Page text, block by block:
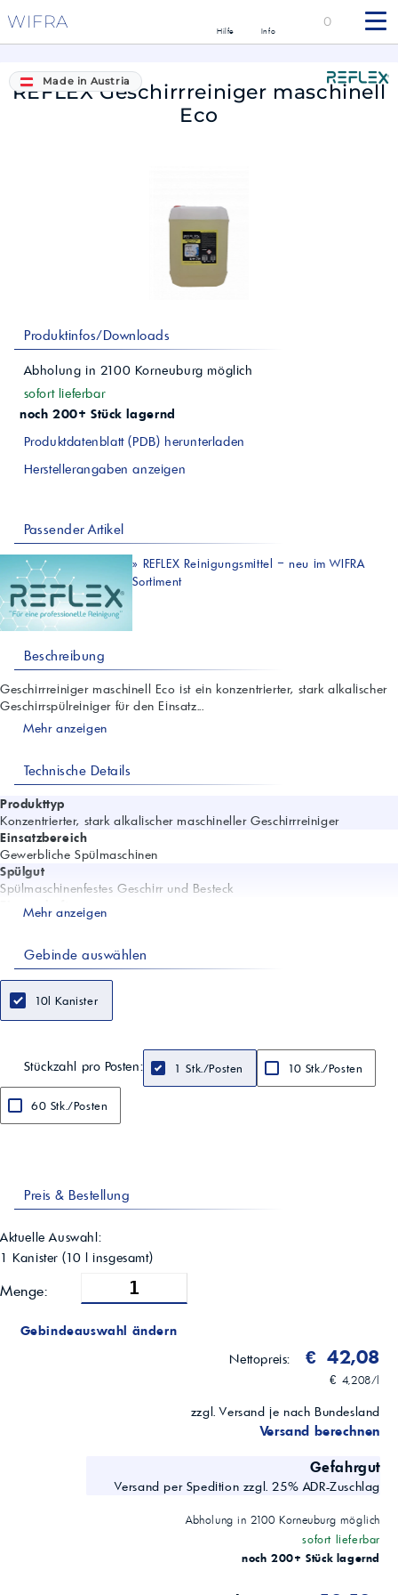
WIFRA Hilfe Info
0
REFLEX Geschirrreiniger maschinell
Eco
Made in Austria
Produktinfos/Downloads
Abholung in 2100 Korneuburg möglich
sofort lieferbar
noch 200+ Stück lagernd
Produktdatenblatt (PDB) herunterladen
Herstellerangaben anzeigen
Passender Artikel
» REFLEX Reinigungsmittel – neu im WIFRA
Sortiment
Beschreibung
Geschirrreiniger maschinell Eco ist ein konzentrierter, stark alkalischer
Geschirrspülreiniger für den Einsatz...
Mehr anzeigen
Technische Details
Produkttyp
Konzentrierter, stark alkalischer maschineller Geschirrreiniger
Einsatzbereich
Gewerbliche Spülmaschinen
Spülgut
Spülmaschinenfestes Geschirr und Besteck
Eigenschaften
Nicht schäumend; chlorfrei; Metallschutz; verhindert Kalkablagerungen;
Dosierung/Anwendung
2–8 g/l Wasser; Zugabe über automatische Dosiervorrichtung
(abhängig von Wasserhärte, Verschmutzung, Hygienanforderungen)
pH-Wert (Konz.)
13–14
ca. 1,2 g/ml
Aggregatzustand
Flüssig
Farbe
Hellgelb
Laugen, Tenside (biologisch abbaubar)
Lagertemperatur
Lagerstabilität
24 Monate
REFLEX Glanztrockner/Klarspüler Eco
Mehr anzeigen
Gebinde auswählen
10l Kanister
Stückzahl pro Posten: 1 Stk./Posten 10 Stk./Posten
60 Stk./Posten
Preis & Bestellung
Aktuelle Auswahl:
1 Kanister (10 l insgesamt)
Menge:
Gebindeauswahl ändern
Nettopreis:
€ 42,08
€ 4,208/l
zzgl. Versand je nach Bundesland
Versand berechnen
Gefahrgut
Versand per Spedition zzgl. 25% ADR-Zuschlag
Abholung in2100 Korneuburg möglich
sofort lieferbar
noch 200+ Stück lagernd